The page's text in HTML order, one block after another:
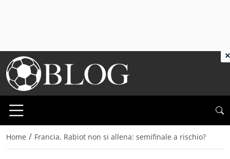
Home / Francia, Rabiot non si allena: semifinale a rischio?
×